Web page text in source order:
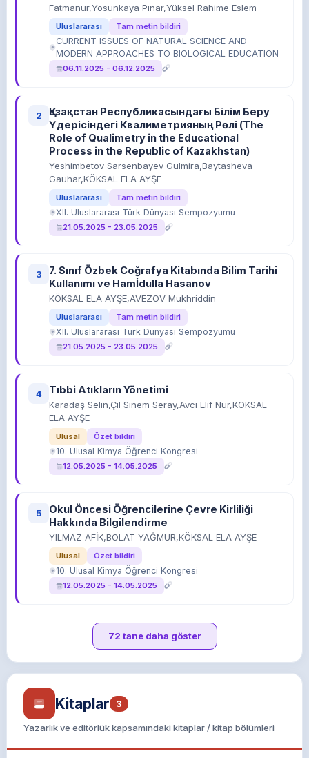
Fatmanur,Yosunkaya Pınar,Yüksel Rahime Eslem
Uluslararası Tam metin bildiri
CURRENT ISSUES OF NATURAL SCIENCE AND
MODERN APPROACHES TO BIOLOGICAL EDUCATION
06.11.2025 - 06.12.2025
2
Қазақстан Республикасындағы Білім Беру
Үдерісіндегі Квалиметрияның Рөлі (The
Role of Qualimetry in the Educational
Process in the Republic of Kazakhstan)
Yeshimbetov Sarsenbayev Gulmira,Baytasheva
Gauhar,KÖKSAL ELA AYŞE
Uluslararası Tam metin bildiri
XII. Uluslararası Türk Dünyası Sempozyumu
21.05.2025 - 23.05.2025
3
7. Sınıf Özbek Coğrafya Kitabında Bilim Tarihi
Kullanımı ve Hamİdulla Hasanov
KÖKSAL ELA AYŞE,AVEZOV Mukhriddin
Uluslararası Tam metin bildiri
XII. Uluslararası Türk Dünyası Sempozyumu
21.05.2025 - 23.05.2025
4 Tıbbi Atıkların Yönetimi
Karadaş Selin,Çil Sinem Seray,Avcı Elif Nur,KÖKSAL
ELA AYŞE
Ulusal Özet bildiri
10. Ulusal Kimya Öğrenci Kongresi
12.05.2025 - 14.05.2025
5
Okul Öncesi Öğrencilerine Çevre Kirliliği
Hakkında Bilgilendirme
YILMAZ AFİK,BOLAT YAĞMUR,KÖKSAL ELA AYŞE
Ulusal Özet bildiri
10. Ulusal Kimya Öğrenci Kongresi
12.05.2025 - 14.05.2025
72 tane daha göster
Kitaplar 3
Yazarlık ve editörlük kapsamındaki kitaplar / kitap bölümleri